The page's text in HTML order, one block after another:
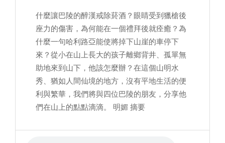
什麼讓巴陵的醉漢戒除菸酒？眼睛受到獵槍後
座力的傷害，為何能在一個禮拜後就痊癒？為
什麼一句哈利路亞能使將掉下山崖的車停下
來？從小在山上長大的孩子離鄉背井、孤單無
助地來到山下，他該怎麼辦？在這個山明水
秀、猶如人間仙境的地方，沒有平地生活的便
利與繁華，我們將與四位巴陵的朋友，分享他
們在山上的點點滴滴。 明媚 摘要